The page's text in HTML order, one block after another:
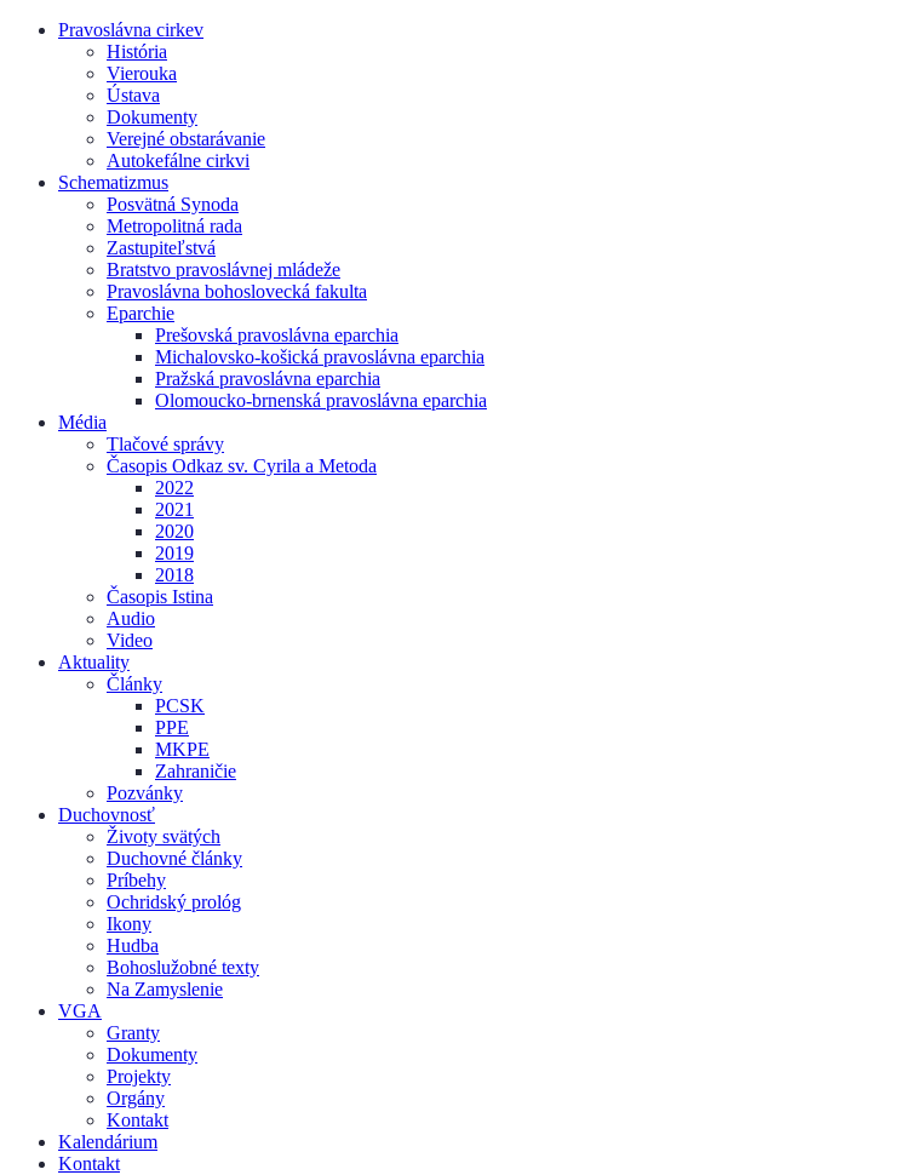
Pravoslávna cirkev
História
Vierouka
Ústava
Dokumenty
Verejné obstarávanie
Autokefálne cirkvi
Schematizmus
Posvätná Synoda
Metropolitná rada
Zastupiteľstvá
Bratstvo pravoslávnej mládeže
Pravoslávna bohoslovecká fakulta
Eparchie
Prešovská pravoslávna eparchia
Michalovsko-košická pravoslávna eparchia
Pražská pravoslávna eparchia
Olomoucko-brnenská pravoslávna eparchia
Média
Tlačové správy
Časopis Odkaz sv. Cyrila a Metoda
2022
2021
2020
2019
2018
Časopis Istina
Audio
Video
Aktuality
Články
PCSK
PPE
MKPE
Zahraničie
Pozvánky
Duchovnosť
Životy svätých
Duchovné články
Príbehy
Ochridský prológ
Ikony
Hudba
Bohoslužobné texty
Na Zamyslenie
VGA
Granty
Dokumenty
Projekty
Orgány
Kontakt
Kalendárium
Kontakt